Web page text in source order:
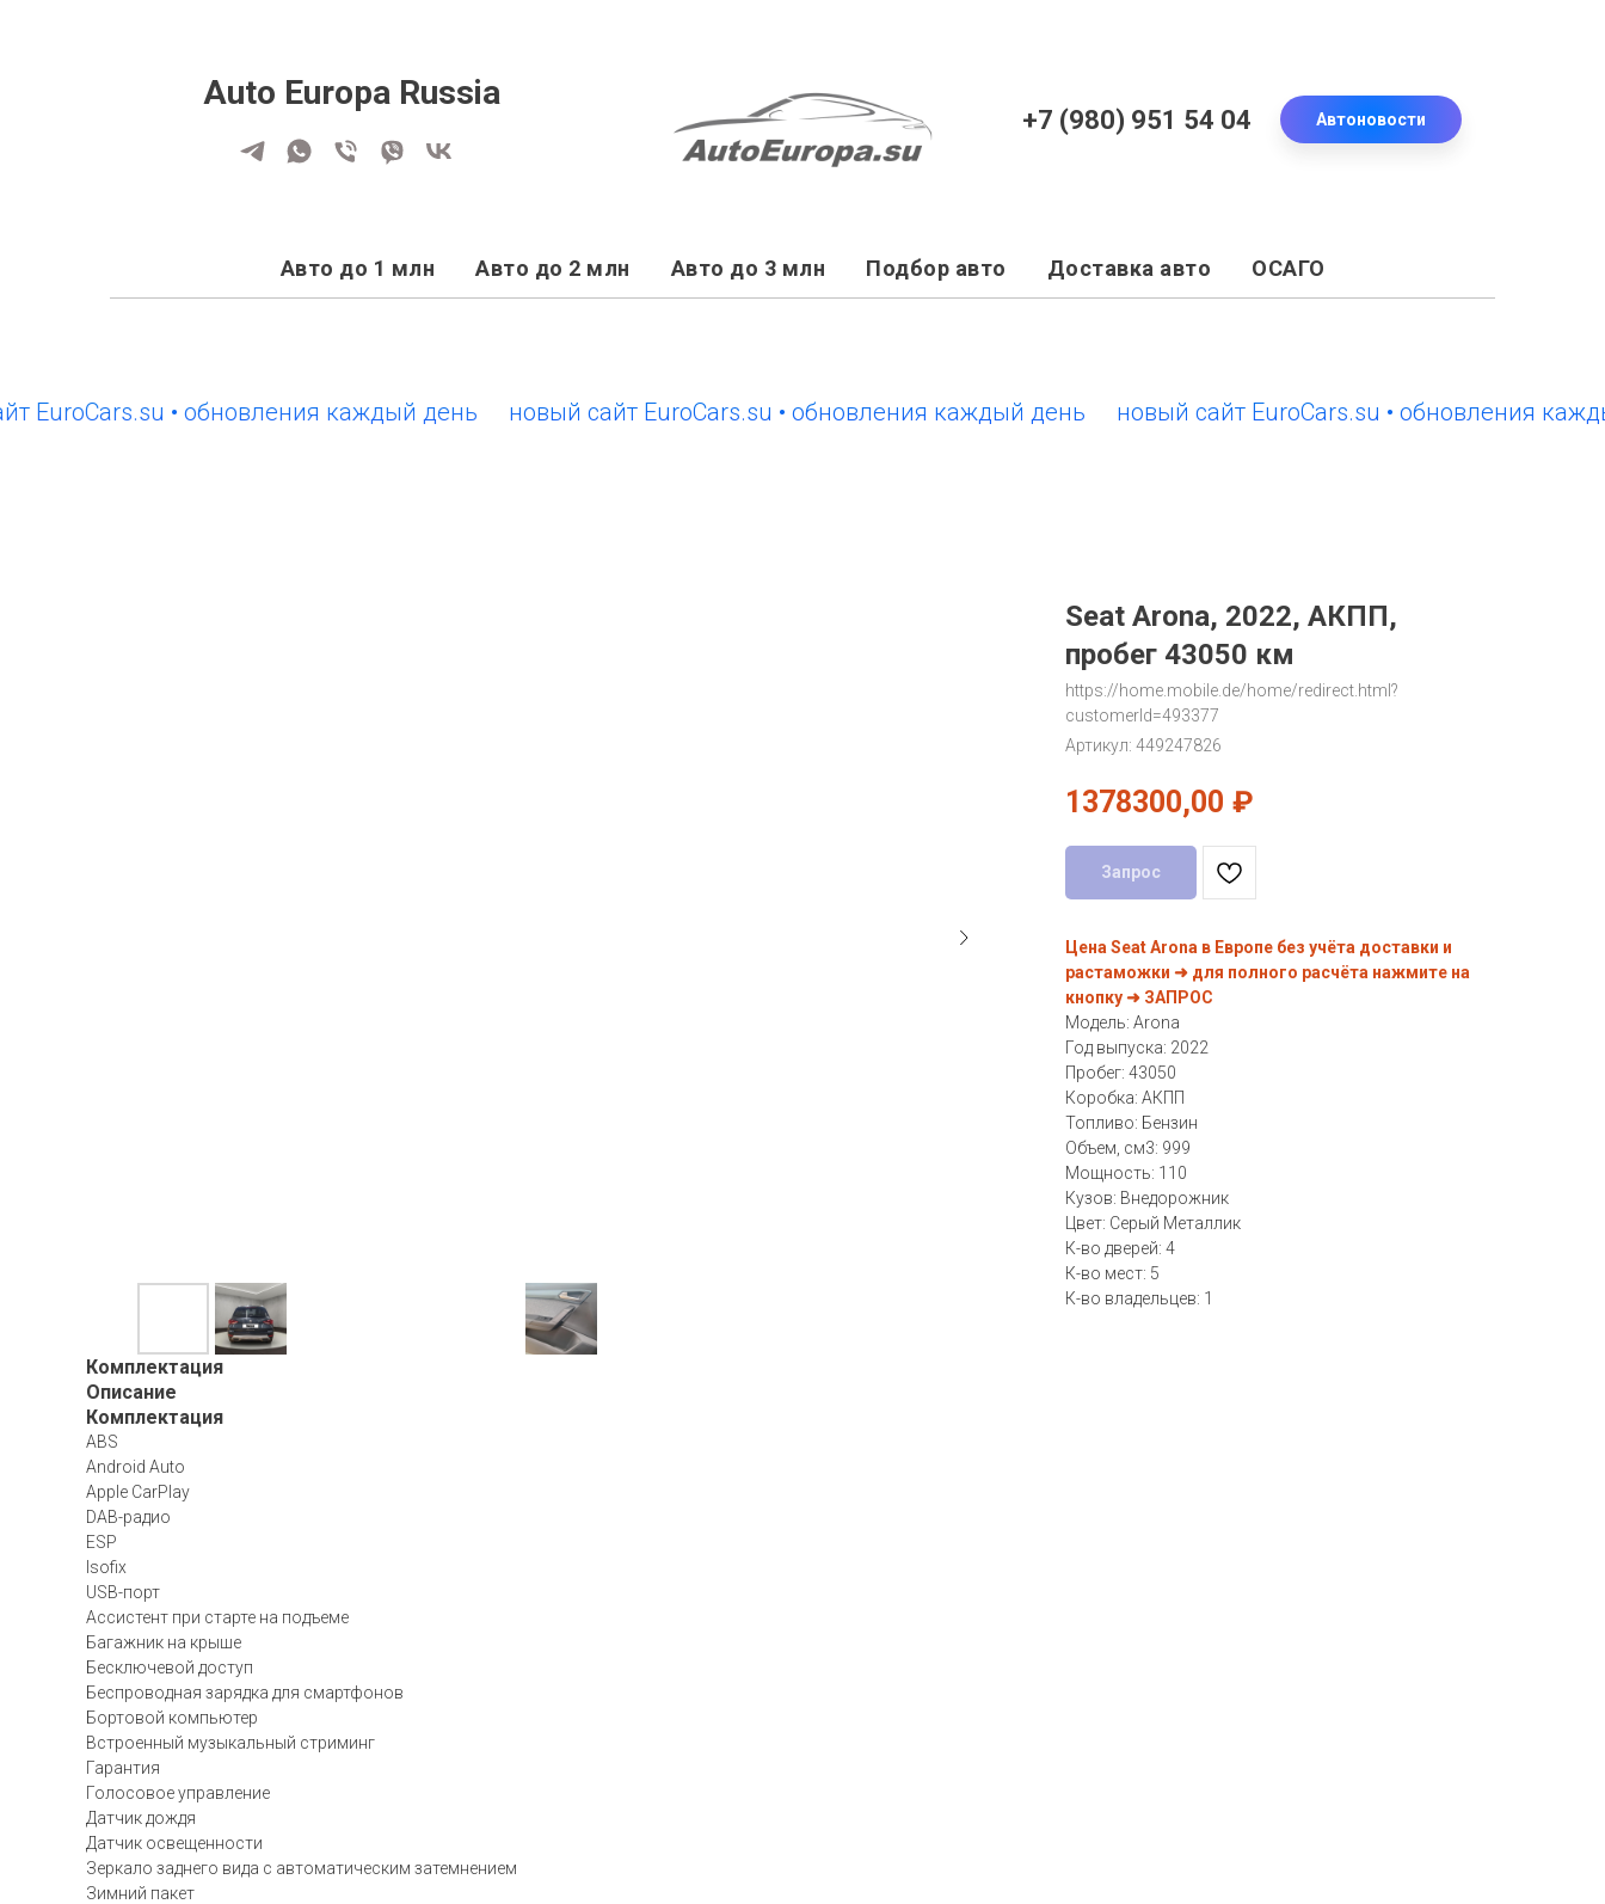
Auto Europa Russia
+7 (980) 951 54 04 Автоновости
Авто до 1 млн Авто до 2 млн Авто до 3 млн Подбор авто Доставка авто ОСАГО
• обновления каждый день новый сайт EuroCars.su • обновления каждый день новый сайт EuroCars.su • обновления каждый
Seat Arona, 2022, АКПП,
пробег 43050 км
https://home.mobile.de/home/redirect.html?
customerId=493377
Артикул: 449247826
1378300,00 ₽
Запрос
Цена Seat Arona в Европе без учёта доставки и
растаможки ➜ для полного расчёта нажмите на
кнопку ➜ ЗАПРОС
Модель: Arona
Год выпуска: 2022
Пробег: 43050
Коробка: АКПП
Топливо: Бензин
Объем, см3: 999
Мощность: 110
Кузов: Внедорожник
Цвет: Серый Металлик
К-во дверей: 4
К-во мест: 5
К-во владельцев: 1
Комплектация
Описание
Комплектация
ABS
Android Auto
Apple CarPlay
DAB-радио
ESP
Isofix
USB-порт
Ассистент при старте на подъеме
Багажник на крыше
Бесключевой доступ
Беспроводная зарядка для смартфонов
Бортовой компьютер
Встроенный музыкальный стриминг
Гарантия
Голосовое управление
Датчик дождя
Датчик освещенности
Зеркало заднего вида с автоматическим затемнением
Зимний пакет